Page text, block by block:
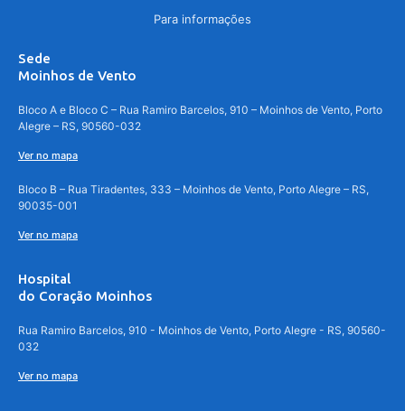
Para informações
Sede
Moinhos de Vento
Bloco A e Bloco C – Rua Ramiro Barcelos, 910 – Moinhos de Vento, Porto
Alegre – RS, 90560-032
Ver no mapa
Bloco B – Rua Tiradentes, 333 – Moinhos de Vento, Porto Alegre – RS,
90035-001
Ver no mapa
Hospital
do Coração Moinhos
Rua Ramiro Barcelos, 910 - Moinhos de Vento, Porto Alegre - RS, 90560-
032
Ver no mapa